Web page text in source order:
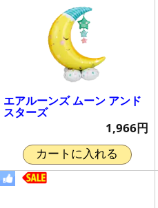
エアルーンズ ムーン アンド
スターズ
1,966円
カートに入れる